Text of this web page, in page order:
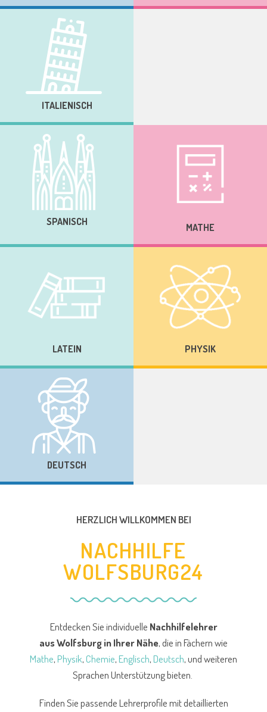
ITALIENISCH
SPANISCH MATHE
LATEIN PHYSIK
DEUTSCH
HERZLICH WILLKOMMEN BEI
NACHHILFE
WOLFSBURG24
Entdecken Sie individuelle Nachhilfelehrer
aus Wolfsburgin Ihrer Nähe, die in Fächern wie
Mathe,Physik,Chemie,Englisch,Deutsch, und weiteren
Sprachen Unterstützung bieten.
Finden Sie passende Lehrerprofile mit detaillierten